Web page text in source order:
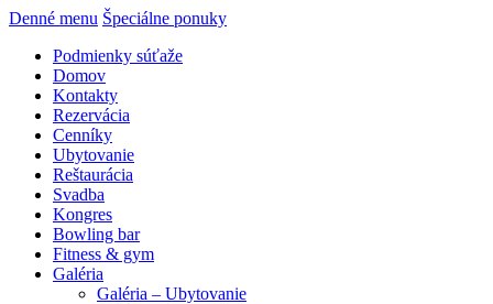
Denné menu Špeciálne ponuky
Podmienky súťaže
Domov
Kontakty
Rezervácia
Cenníky
Ubytovanie
Reštaurácia
Svadba
Kongres
Bowling bar
Fitness & gym
Galéria
Galéria – Ubytovanie